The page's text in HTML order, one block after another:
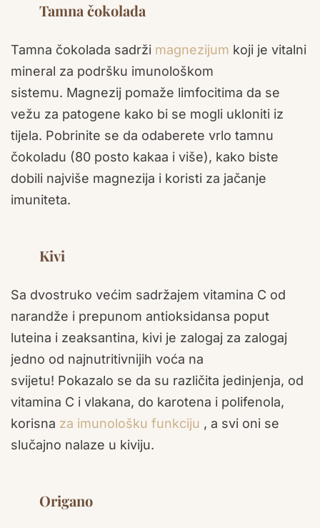
Tamna čokolada
Tamna čokolada sadrži magnezijum koji je vitalni
mineral za podršku imunološkom
sistemu. Magnezij pomaže limfocitima da se
vežu za patogene kako bi se mogli ukloniti iz
tijela. Pobrinite se da odaberete vrlo tamnu
čokoladu (80 posto kakaa i više), kako biste
dobili najviše magnezija i koristi za jačanje
imuniteta.
Kivi
Sa dvostruko većim sadržajem vitamina C od
narandže i prepunom antioksidansa poput
luteina i zeaksantina, kivi je zalogaj za zalogaj
jedno od najnutritivnijih voća na
svijetu! Pokazalo se da su različita jedinjenja, od
vitamina C i vlakana, do karotena i polifenola,
korisna za imunološku funkciju , a svi oni se
slučajno nalaze u kiviju.
Origano